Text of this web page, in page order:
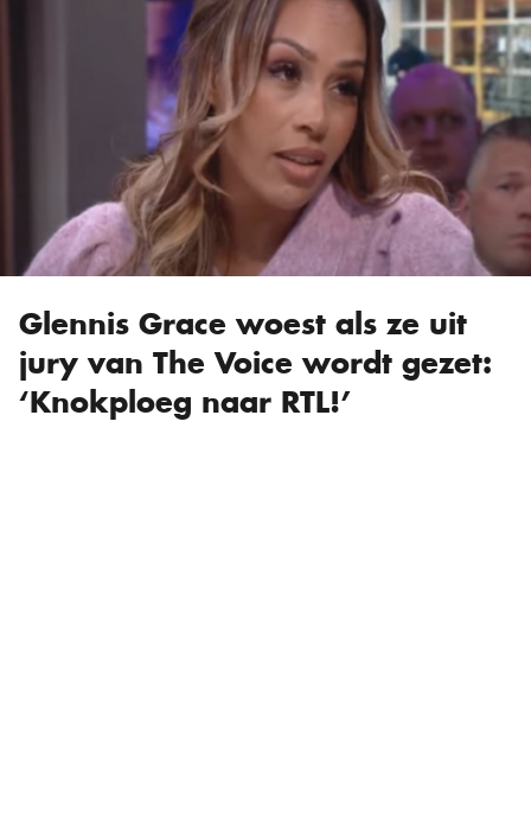
Glennis Grace woest als ze uit
jury van The Voice wordt gezet:
‘Knokploeg naar RTL!’